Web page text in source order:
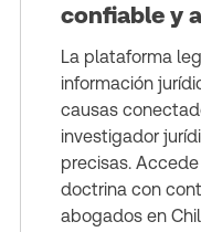
confiable y
La plataforma
información
causas
investigador
precisas.
doctrina con
abogados en